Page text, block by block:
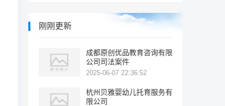
刚刚更新
成都原创优品教育咨询有限
公司司法案件
2025-06-07 22:36:52
杭州贝雅婴幼儿托育服务有
限公司